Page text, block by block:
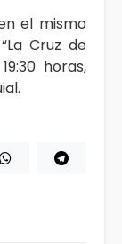
el mismo
Cruz de
horas,